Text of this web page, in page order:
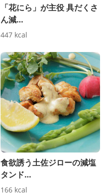
「花にら」が主役 具だくさ
ん減…
447 kcal
食欲誘う土佐ジローの減塩
タンド…
166 kcal